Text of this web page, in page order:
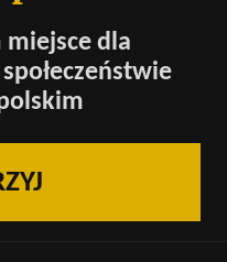
miejsce dla